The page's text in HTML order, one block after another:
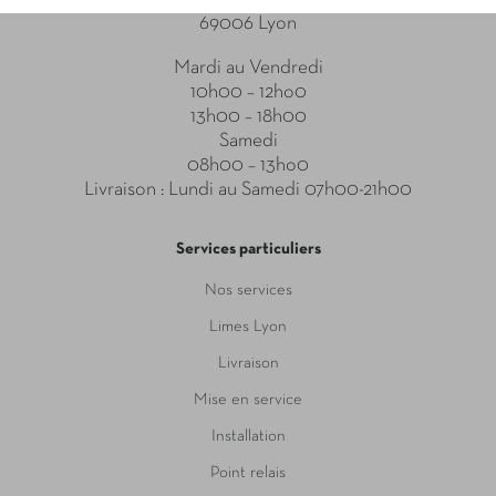
69006 Lyon
Mardi au Vendredi
10h00 – 12ho0
13h00 – 18h00
Samedi
08h00 – 13ho0
Livraison : Lundi au Samedi 07h00-21h00
Services particuliers
Nos services
Limes Lyon
Livraison
Mise en service
Installation
Point relais